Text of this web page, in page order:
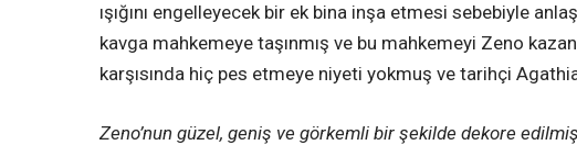
ışığını engelleyecek bir ek bina inşa etmesi sebebiyle
kavga mahkemeye taşınmış ve bu mahkemeyi Zeno
karşısında hiç pes etmeye niyeti yokmuş ve tarihçi
Zeno’nun güzel, geniş ve görkemli bir şekilde dekore